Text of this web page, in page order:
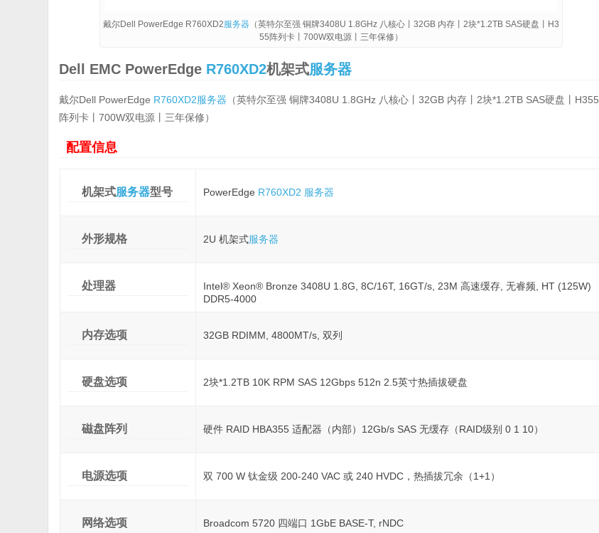
戴尔Dell PowerEdge R760XD2服务器 （英特尔至强 铜牌3408U 1.8GHz 八核心丨32GB 内存丨2块*1.2TB SAS硬盘丨H3
55阵列卡丨700W双电源丨三年保修）
Dell EMC PowerEdge R760XD2机架式服务器
戴尔Dell PowerEdge R760XD2服务器 （英特尔至强 铜牌3408U 1.8GHz 八核心丨32GB 内存丨2块*1.2TB SAS硬盘丨H355
阵列卡丨700W双电源丨三年保修）
配置信息
机架式服务器型号 PowerEdge R760XD2 服务器
外形规格 2U 机架式服务器
处理器
Intel® Xeon® Bronze 3408U 1.8G, 8C/16T, 16GT/s, 23M 高速缓存, 无睿频, HT (125W)
DDR5-4000
内存选项 32GB RDIMM, 4800MT/s, 双列
硬盘选项 2块*1.2TB 10K RPM SAS 12Gbps 512n 2.5英寸热插拔硬盘
磁盘阵列 硬件 RAID HBA355 适配器（内部）12Gb/s SAS 无缓存（RAID级别 0 1 10）
电源选项 双 700 W 钛金级 200-240 VAC 或 240 HVDC，热插拔冗余（1+1）
网络选项 Broadcom 5720 四端口 1GbE BASE-T, rNDC